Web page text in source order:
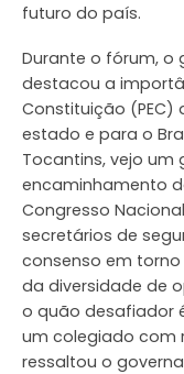
futuro do país.
Durante o fórum, o
destacou a
Constituição (PEC)
estado e para o
Tocantins, vejo um
encaminhamento
Congresso
secretários de
consenso em
da diversidade de
o quão desafiador
um colegiado com
ressaltou o